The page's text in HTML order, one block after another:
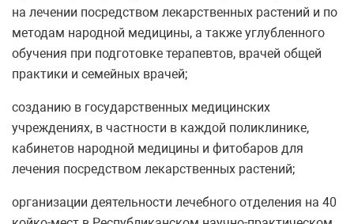
на лечении посредством лекарственных растений и по
методам народной медицины, а также углубленного
обучения при подготовке терапевтов, врачей общей
практики и семейных врачей;
созданию в государственных медицинских
учреждениях, в частности в каждой поликлинике,
кабинетов народной медицины и фитобаров для
лечения посредством лекарственных растений;
организации деятельности лечебного отделения на 40